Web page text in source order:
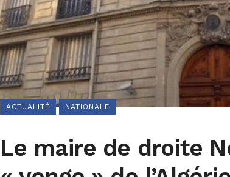
ACTUALITÉ NATIONALE
Le maire de droite